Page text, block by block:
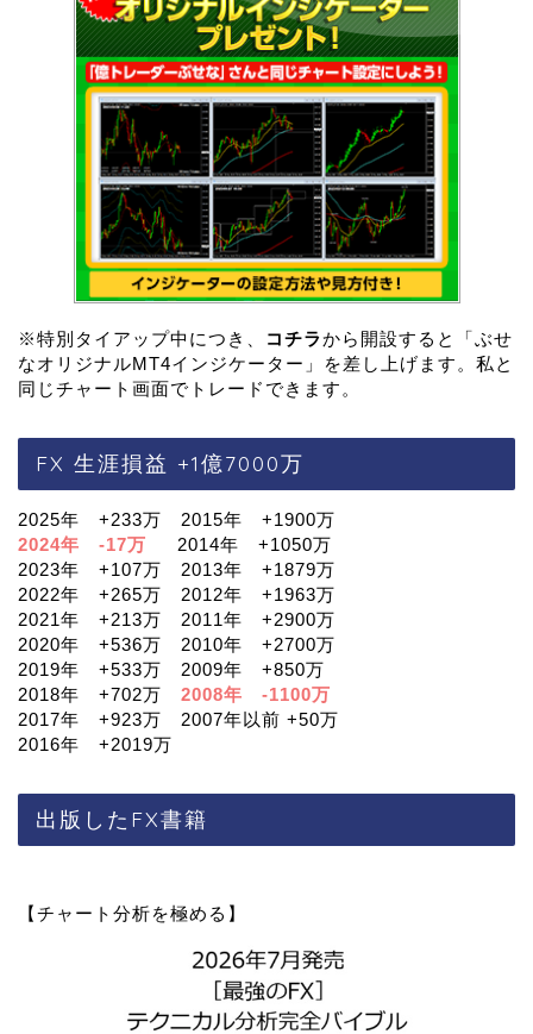
※特別タイアップ中につき、 コチラから開設すると「ぶせ
なオリジナルMT4インジケーター」を差し上げます。私と
同じチャート画面でトレードできます。
FX 生涯損益 +1億7000万
2025年 +233万 2015年 +1900万
2024年 -17万
2014年 +1050万
2023年 +107万 2013年 +1879万
2022年 +265万 2012年 +1963万
2021年 +213万 2011年 +2900万
2020年 +536万 2010年 +2700万
2019年 +533万 2009年 +850万
2018年 +702万 2008年 -1100万
2017年 +923万 2007年以前 +50万
2016年 +2019万
出版したFX書籍
【チャート分析を極める】